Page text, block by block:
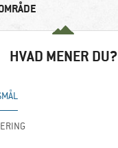
HVAD MENER DU?